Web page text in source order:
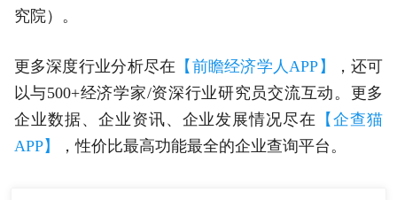
究院）。
更多深度行业分析尽在 【前瞻经济学人APP】
，还可
以与500+经济学家/资深行业研究员交流互动。更多
企业数据、企业资讯、企业发展情况尽在
【企查猫
APP】
，性价比最高功能最全的企业查询平台。